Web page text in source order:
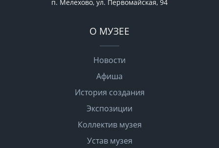
п. Мелехово, ул. Первомайская, 94
О МУЗЕЕ
Новости
Афиша
История создания
Экспозиции
Коллектив музея
Устав музея